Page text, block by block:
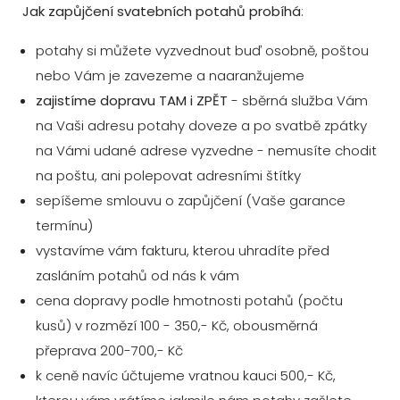
Jak zapůjčení svatebních potahů probíhá:
potahy si můžete vyzvednout buď osobně, poštou
nebo Vám je zavezeme a naaranžujeme
zajistíme dopravu TAM i ZPĚT - sběrná služba Vám
na Vaši adresu potahy doveze a po svatbě zpátky
na Vámi udané adrese vyzvedne - nemusíte chodit
na poštu, ani polepovat adresními štítky
sepíšeme smlouvu o zapůjčení (Vaše garance
termínu)
vystavíme vám fakturu, kterou uhradíte před
zasláním potahů od nás k vám
cena dopravy podle hmotnosti potahů (počtu
kusů) v rozmězí 100 - 350,- Kč, obousměrná
přeprava 200-700,- Kč
k ceně navíc účtujeme vratnou kauci 500,- Kč,